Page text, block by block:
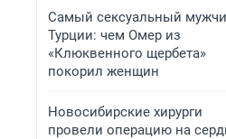
Самый сексуальный
Турции: чем Омер из
«Клюквенного щербета»
покорил женщин
Новосибирские хирурги
провели операцию на